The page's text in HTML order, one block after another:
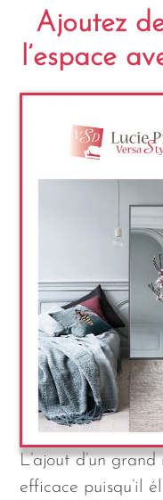
Ajoutez
l’espace
L’ajout d’un
efficace puisqu’il